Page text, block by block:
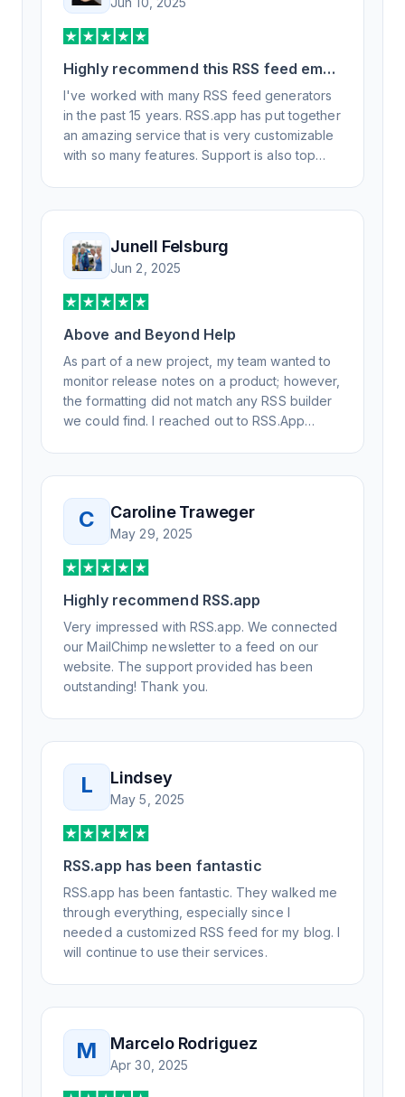
Highly recommend this RSS feed email
/ widget generator service.
I've worked with many RSS feed generators
in the past 15 years. RSS.app has put together
an amazing service that is very customizable
with so many features. Support is also top
professionally. Highly recommend for all your
RSS feed needs. Our trucking news hub
website couldn't work without it. Thank you.
Junell Felsburg
Jun 2, 2025
Above and Beyond Help
As part of a new project, my team wanted to
monitor release notes on a product; however,
the formatting did not match any RSS builder
we could find. I reached out to RSS.App
day, but I spoke to someone who was
knowledgeable, kind, and clearly wanted to
understand the issue. It has been a few
weeks, but after many revisions and direct
support, all of my release notes are in a way
that my users understand and find value in.
Honestly, it has been an exceptional
experience, and I will be pushing everyone I
know to RSS.app for their RSS needs.
C Caroline Traweger
May 29, 2025
Highly recommend RSS.app
Very impressed with RSS.app. We connected
our MailChimp newsletter to a feed on our
website. The support provided has been
outstanding! Thank you.
L Lindsey
May 5, 2025
RSS.app has been fantastic
RSS.app has been fantastic. They walked me
through everything, especially since I
needed a customized RSS feed for my blog. I
will continue to use their services.
M Marcelo Rodriguez
Apr 30, 2025